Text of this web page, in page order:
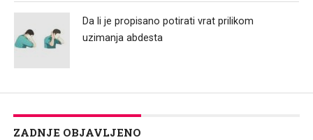
Da li je propisano potirati vrat prilikom
uzimanja abdesta
ZADNJE OBJAVLJENO